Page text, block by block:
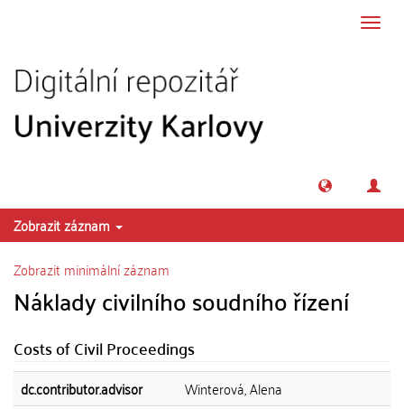
Zobrazit záznam
Zobrazit minimální záznam
Náklady civilního soudního řízení
Costs of Civil Proceedings
dc.contributor.advisor
Winterová, Alena